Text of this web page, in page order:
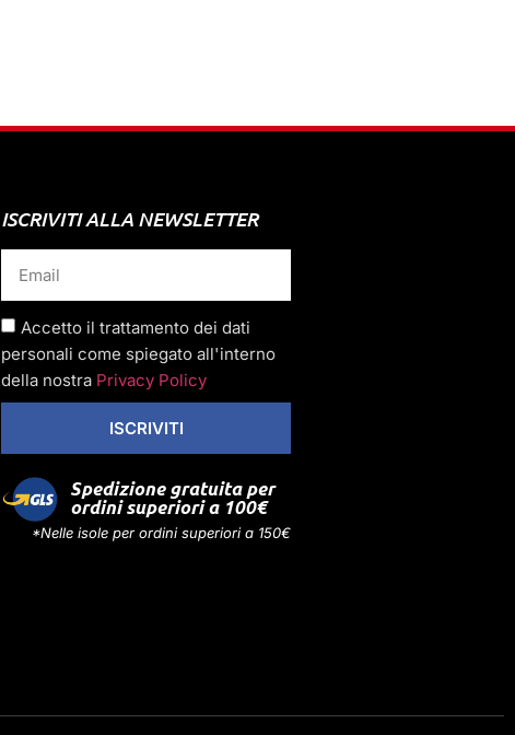
ISCRIVITI ALLA NEWSLETTER
Accetto il trattamento dei dati
personali come spiegato all'interno
della nostra Privacy Policy
ISCRIVITI
Spedizione gratuita per
ordini superiori a 100€
*Nelle isole per ordini superiori a 150€